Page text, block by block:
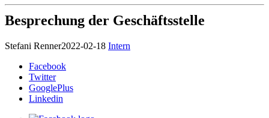
Besprechung der Geschäftsstelle
Stefani Renner2022-02-18 Intern
Facebook
Twitter
GooglePlus
Linkedin